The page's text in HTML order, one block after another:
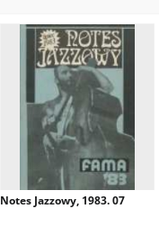
Notes Jazzowy, 1983. 07